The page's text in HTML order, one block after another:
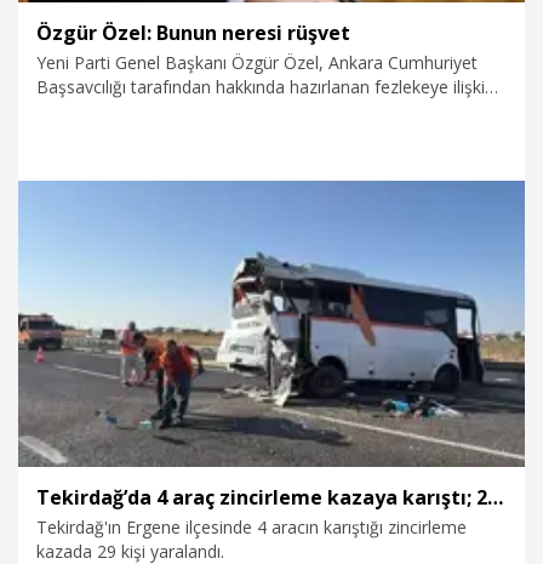
Özgür Özel: Bunun neresi rüşvet
Yeni Parti Genel Başkanı Özgür Özel, Ankara Cumhuriyet
Başsavcılığı tarafından hakkında hazırlanan fezlekeye ilişkin,
kiraladık falan. Farz edin ki vermiştir. Bunun neresi rüşvet?"
Tekirdağ’da 4 araç zincirleme kazaya karıştı; 29 yaralı
Tekirdağ'ın Ergene ilçesinde 4 aracın karıştığı zincirleme
kazada 29 kişi yaralandı.